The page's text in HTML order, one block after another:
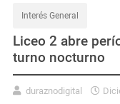
Interés General
Liceo 2 abre
turno nocturno
duraznodigital